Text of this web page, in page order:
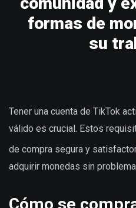
formas de
su
Tener una cuenta de TikTok
válido es crucial. Estos
de compra segura y
adquirir monedas sin